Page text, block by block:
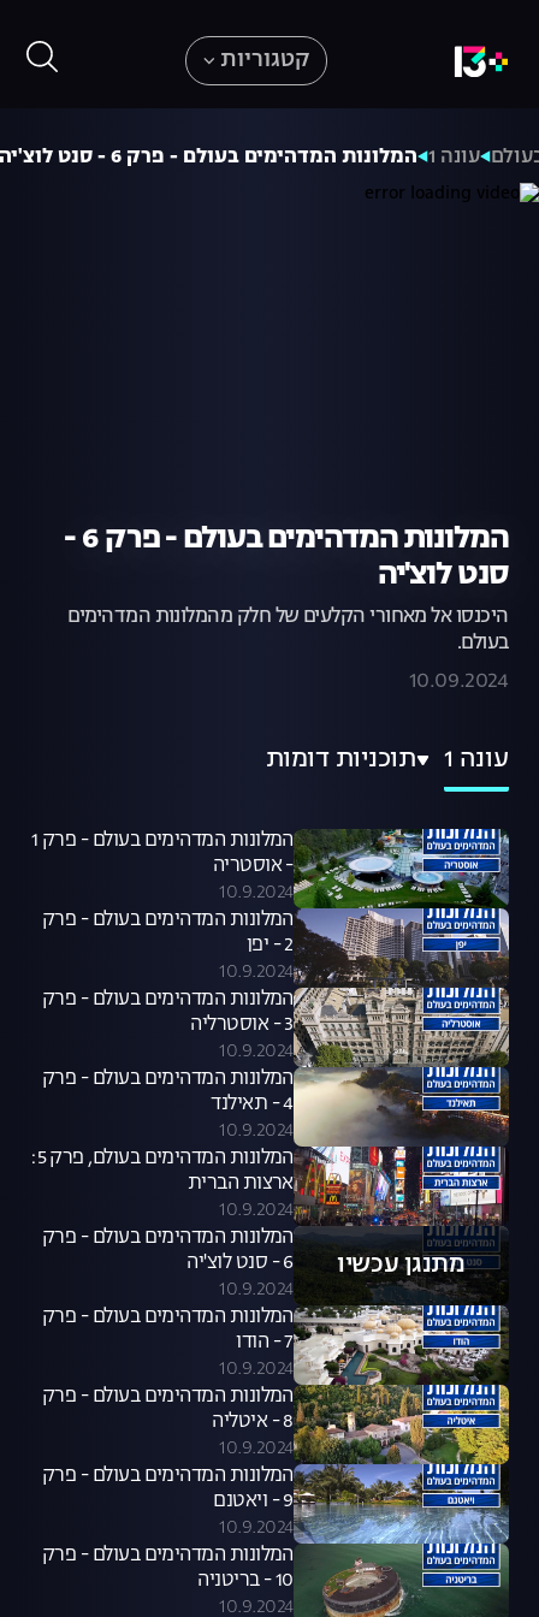
קטגוריות
עונה 1 המלונות המדהימים בעולם - פרק 6 - סנט לוצ'יה
המלונות המדהימים בעולם - פרק 6 -
סנט לוצ'יה
היכנסו אל מאחורי הקלעים של חלק מהמלונות המדהימים
בעולם.
10.09.2024
עונה 1 תוכניות דומות
המלונות המדהימים בעולם - פרק 1
- אוסטריה
10.9.2024
המלונות המדהימים בעולם - פרק
2 - יפן
10.9.2024
המלונות המדהימים בעולם - פרק
3 - אוסטרליה
10.9.2024
המלונות המדהימים בעולם - פרק
4 - תאילנד
10.9.2024
המלונות המדהימים בעולם, פרק 5:
ארצות הברית
10.9.2024
מתנגן עכשיו
המלונות המדהימים בעולם - פרק
6 - סנט לוצ'יה
10.9.2024
המלונות המדהימים בעולם - פרק
7 - הודו
10.9.2024
המלונות המדהימים בעולם - פרק
8 - איטליה
10.9.2024
המלונות המדהימים בעולם - פרק
9 - ויאטנם
10.9.2024
המלונות המדהימים בעולם - פרק
10 - בריטניה
10.9.2024